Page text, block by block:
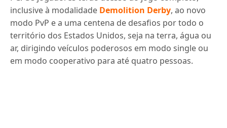
inclusive à modalidade Demolition Derby, ao novo
modo PvP e a uma centena de desafios por todo o
território dos Estados Unidos, seja na terra, água ou
ar, dirigindo veículos poderosos em modo single ou
em modo cooperativo para até quatro pessoas.